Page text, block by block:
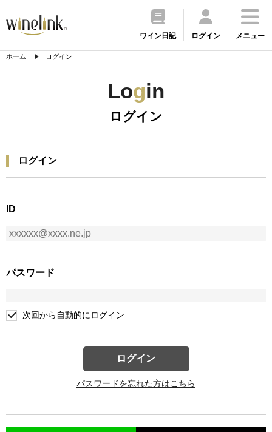
ワイン日記 ログイン メニュー
ホーム ログイン
Login
ログイン
ログイン
ID
パスワード
次回から自動的にログイン
ログイン
パスワードを忘れた方はこちら